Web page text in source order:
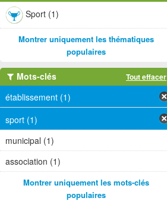
Sport (1)
Montrer uniquement les thématiques
populaires
Mots-clés Tout effacer
établissement (1)
sport (1)
municipal (1)
association (1)
Montrer uniquement les mots-clés
populaires